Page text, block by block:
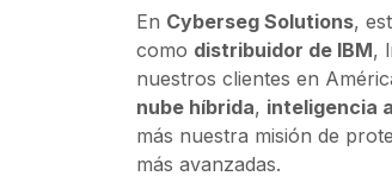
8,
2025
En Cyberseg Solutions,
como distribuidor de IBM,
nuestros clientes en
nube híbrida, inteligencia
más nuestra misión de
más avanzadas.